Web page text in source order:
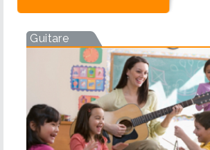
Guitare